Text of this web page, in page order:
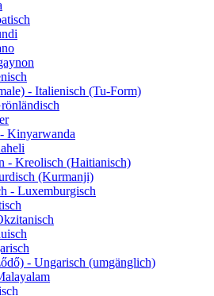
- Italienisch (Tu-Form)
Kinyarwanda
- Kreolisch (Haitianisch)
(Kurmanji)
- Luxemburgisch
- Ungarisch (umgänglich)